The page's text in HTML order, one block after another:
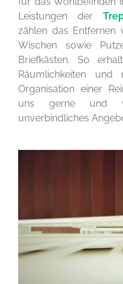
Leistungen der
zählen das Entfernen
Wischen sowie
Briefkästen. So
Räumlichkeiten
Organisation einer
uns gerne und
unverbindliches